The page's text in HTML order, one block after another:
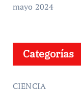
mayo 2024
Categorías
CIENCIA